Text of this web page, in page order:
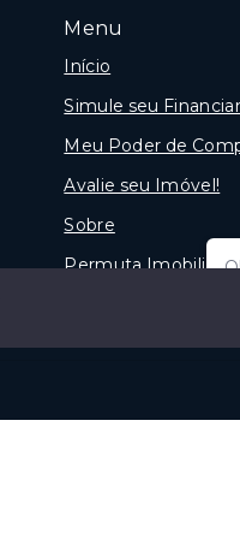
Menu
Início
Simule seu
Meu Poder de
Avalie seu Imóvel!
Sobre
Permuta Imobiliaria